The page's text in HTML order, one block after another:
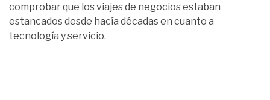
comprobar que los viajes de negocios estaban
estancados desde hacía décadas en cuanto a
tecnología y servicio.